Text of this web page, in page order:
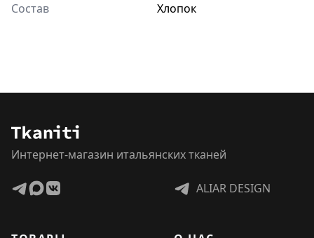
Состав
Хлопок
Интернет-магазин итальянских тканей
ALIAR DESIGN